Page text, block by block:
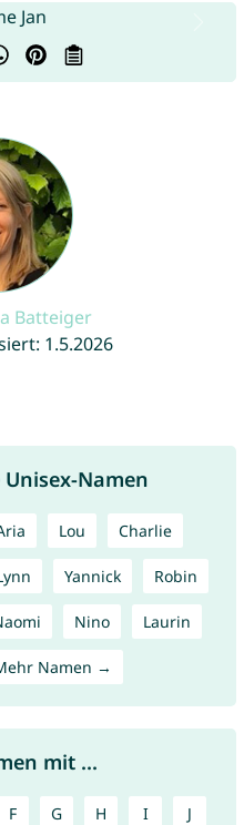
Batteiger
1.5.2026
Namen
Lou Charlie
Yannick Robin
Nino Laurin
Namen →
mit ...
F G H I J